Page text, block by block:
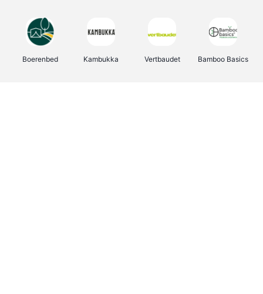
Boerenbed Kambukka Vertbaudet Bamboo Basics